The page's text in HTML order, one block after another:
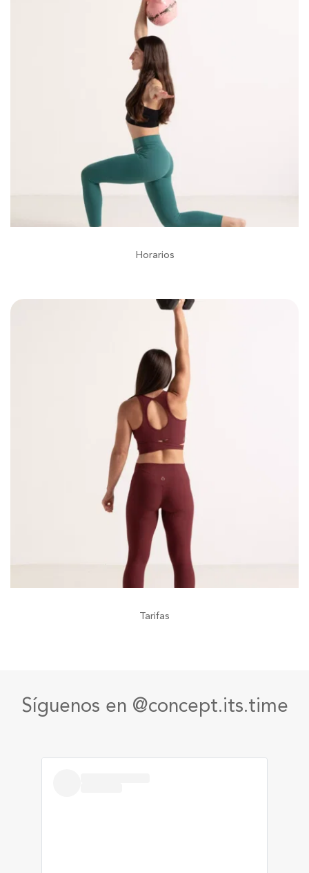
Horarios
Tarifas
Síguenos en @concept.its.time